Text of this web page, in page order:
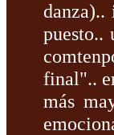
danza)..
puesto..
final"..
más